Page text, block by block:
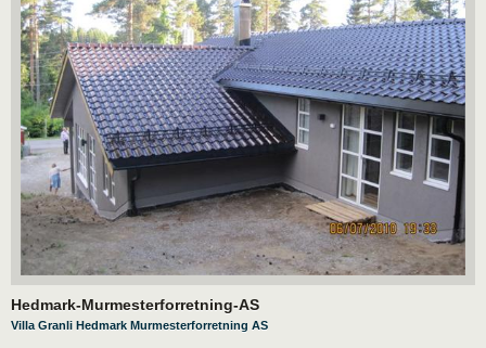
Hedmark-Murmesterforretning-AS
Villa Granli Hedmark Murmesterforretning AS